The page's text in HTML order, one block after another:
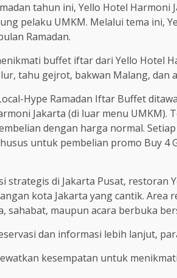
tahun ini, Yello Hotel
pelaku UMKM. Melalui tema ini,
Ramadan.
buffet iftar dari Yello Hotel
tahu gejrot, bakwan Malang, dan
Hype Ramadan Iftar Buffet
Jakarta (di luar menu UMKM).
dengan harga normal.
untuk pembelian promo Buy 4
strategis di Jakarta Pusat, restoran
kota Jakarta yang cantik.
sahabat, maupun acara berbuka
dan informasi lebih lanjut,
kesempatan untuk